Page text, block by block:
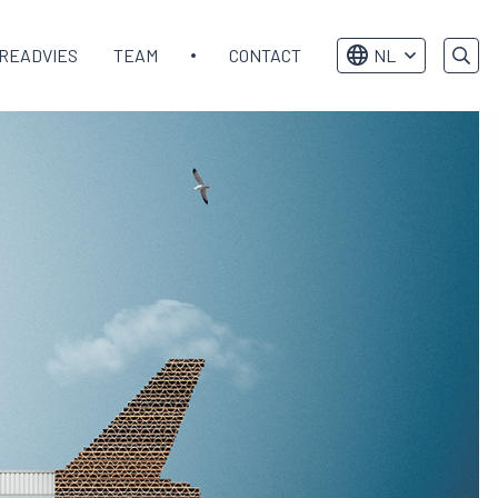
TEAM CONTACT NL